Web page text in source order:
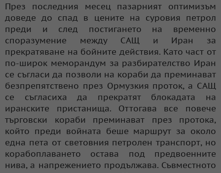
През последния месец пазарният оптимизъм
доведе до спад в цените на суровия петрол
преди и след постигането на временно
споразумение между САЩ и Иран за
прекратяване на бойните действия. Като част от
по-широк меморандум за разбирателство Иран
се съгласи да позволи на кораби да преминават
безпрепятствено през Ормузкия проток, а САЩ
се съгласиха да прекратят блокадата на
иранските пристанища. Оттогава все повече
търговски кораби преминават през протока,
който преди войната беше маршрут за около
една пета от световния петролен транспорт, но
корабоплаването остава под предвоенните
нива, а напрежението продължава. Съвместното